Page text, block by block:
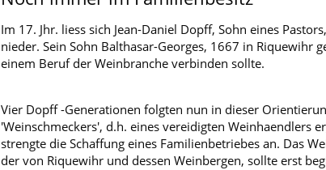
Im 17. Jhr. liess sich Jean-Daniel Dopff, Sohn eines
nieder. Sein Sohn Balthasar-Georges, 1667 in
einem Beruf der Weinbranche verbinden sollte.
Vier Dopff -Generationen folgten nun in dieser
'Weinschmeckers', d.h. eines vereidigten Weinhaendlers
strengte die Schaffung eines Familienbetriebes an. Das
der von Riquewihr und dessen Weinbergen, sollte erst